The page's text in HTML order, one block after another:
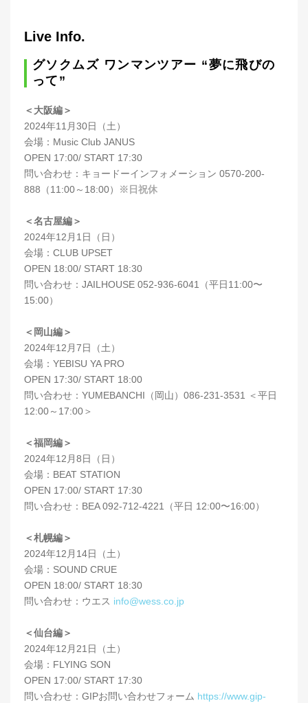
Live Info.
グソクムズ ワンマンツアー “夢に飛びの
って”
＜大阪編＞
2024年11月30日（土）
会場：Music Club JANUS
OPEN 17:00/ START 17:30
問い合わせ：キョードーインフォメーション 0570-200-
888（11:00～18:00）
※日祝休
＜名古屋編＞
2024年12月1日（日）
会場：CLUB UPSET
OPEN 18:00/ START 18:30
問い合わせ：JAILHOUSE 052-936-6041（平日11:00〜
15:00）
＜岡山編＞
2024年12月7日（土）
会場：YEBISU YA PRO
OPEN 17:30/ START 18:00
問い合わせ：YUMEBANCHI（岡山）086-231-3531 ＜平日
12:00～17:00＞
＜福岡編＞
2024年12月8日（日）
会場：BEAT STATION
OPEN 17:00/ START 17:30
問い合わせ：BEA 092-712-4221（平日 12:00〜16:00）
＜札幌編＞
2024年12月14日（土）
会場：SOUND CRUE
OPEN 18:00/ START 18:30
問い合わせ：ウエス info@wess.co.jp
＜仙台編＞
2024年12月21日（土）
会場：FLYING SON
OPEN 17:00/ START 17:30
問い合わせ：GIPお問い合わせフォーム https://www.gip-